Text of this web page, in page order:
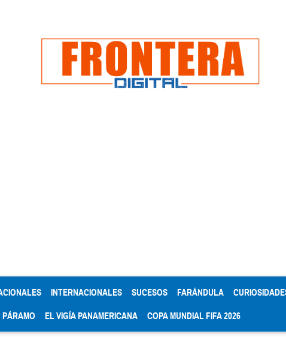
INTERNACIONALES SUCESOS FARÁNDULA
PÁRAMO EL VIGÍA PANAMERICANA COPA MUNDIAL FIFA 2026